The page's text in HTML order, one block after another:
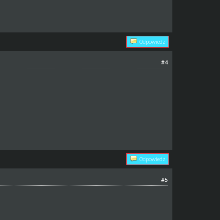
Odpowiedz
#4
Odpowiedz
#5